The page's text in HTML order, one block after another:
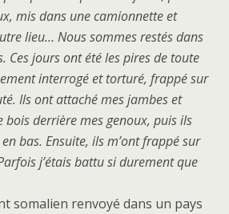
mis dans une camionnette et
lieu… Nous sommes restés dans
Ces jours ont été les pires de toute
interrogé et torturé, frappé sur
Ils ont attaché mes jambes et
bois derrière mes genoux, puis ils
bas. Ensuite, ils m’ont frappé sur
j’étais battu si durement que
somalien renvoyé dans un pays